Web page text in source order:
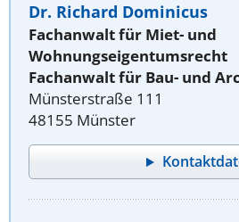
Dr. Richard Dominicus
Fachanwalt für Miet- und
Wohnungseigentumsrecht
Fachanwalt für Bau- und
Münsterstraße 111
48155 Münster